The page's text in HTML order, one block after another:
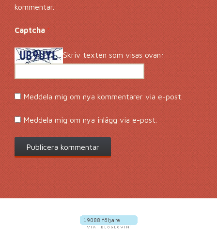
kommentar.
Captcha*
Skriv texten som visas ovan:
Meddela mig om nya kommentarer via e-post.
Meddela mig om nya inlägg via e-post.